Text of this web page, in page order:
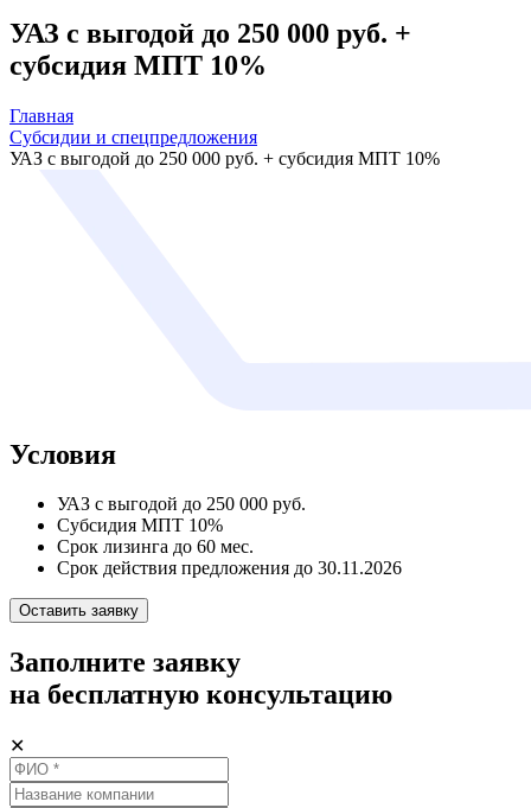
УАЗ с выгодой до 250 000 руб. +
субсидия МПТ 10%
Главная
Субсидии и спецпредложения
УАЗ с выгодой до 250 000 руб. + субсидия МПТ 10%
Условия
УАЗ с выгодой до 250 000 руб.
Cубсидия МПТ 10%
Срок лизинга до 60 мес.
Срок действия предложения до 30.11.2026
Оставить заявку
Заполните заявку
на бесплатную консультацию
✕